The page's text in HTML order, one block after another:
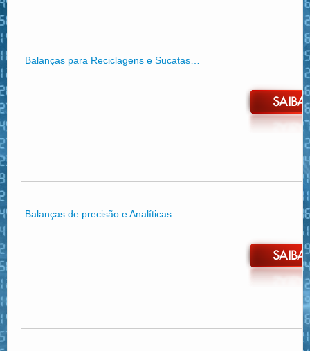
Balanças para Reciclagens e Sucatas…
Balanças de precisão e Analíticas…